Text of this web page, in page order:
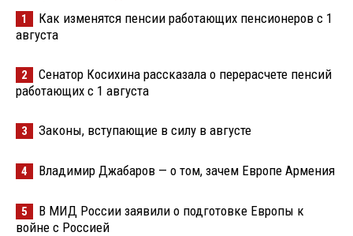
1
Как изменятся пенсии работающих пенсионеров с 1
августа
2
Сенатор Косихина рассказала о перерасчете пенсий
работающих с 1 августа
3 Законы, вступающие в силу в августе
4 Владимир Джабаров — о том, зачем Европе Армения
5
В МИД России заявили о подготовке Европы к
войне с Россией